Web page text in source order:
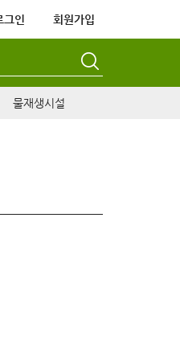
그인 회원가입
물재생시설